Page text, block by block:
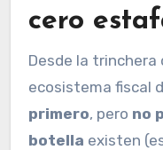
cero
Desde la trinchera
ecosistema fiscal
primero, pero no
botella existen